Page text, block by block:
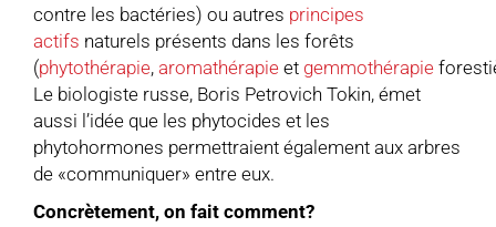
contre les bactéries) ou autres principes
actifs naturels présents dans les forêts
(phytothérapie, aromathérapie et gemmothérapie
Le biologiste russe, Boris Petrovich Tokin, émet
aussi l’idée que les phytocides et les
phytohormones permettraient également aux arbres
de «communiquer» entre eux.
Concrètement, on fait comment?